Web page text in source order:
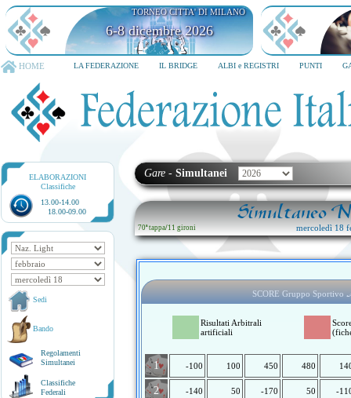
TORNEO CITTA' DI MILANO
6-8 dicembre 2026
HOME LA FEDERAZIONE IL BRIDGE ALBI e REGISTRI PUNTI
ELABORAZIONI
Classifiche
13.00-14.00
18.00-09.00
Sedi
Bando
Regolamenti
Simultanei
Classifiche
Federali
Gare - Simultanei
Simultaneo
70ª tappa/11 gironi mercoledì 18
SCORE Gruppo Sportivo
Risultati Arbitrali
artificiali
1 -100 100 450 480
2 -140 50 -170 50 -